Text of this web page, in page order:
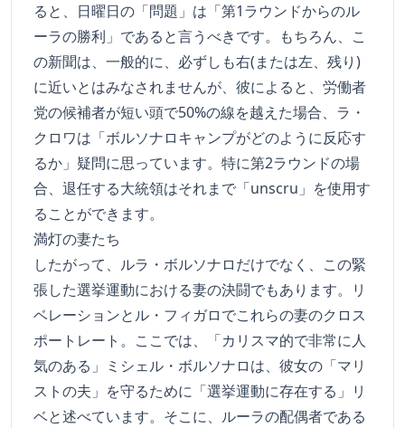
ると、日曜日の「問題」は「第1ラウンドからのル
ーラの勝利」であると言うべきです。もちろん、こ
の新聞は、一般的に、必ずしも右(または左、残り)
に近いとはみなされませんが、彼によると、労働者
党の候補者が短い頭で50%の線を越えた場合、ラ・
クロワは「ボルソナロキャンプがどのように反応す
るか」疑問に思っています。特に第2ラウンドの場
合、退任する大統領はそれまで「unscru」を使用す
ることができます。
満灯の妻たち
したがって、ルラ・ボルソナロだけでなく、この緊
張した選挙運動における妻の決闘でもあります。リ
ベレーションとル・フィガロでこれらの妻のクロス
ポートレート。ここでは、「カリスマ的で非常に人
気のある」ミシェル・ボルソナロは、彼女の「マリ
ストの夫」を守るために「選挙運動に存在する」リ
ベと述べています。そこに、ルーラの配偶者である